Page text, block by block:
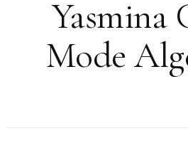
Yasmina
Mode